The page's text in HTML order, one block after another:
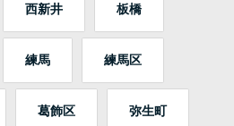
西新井 板橋
練馬 練馬区
葛飾区 弥生町